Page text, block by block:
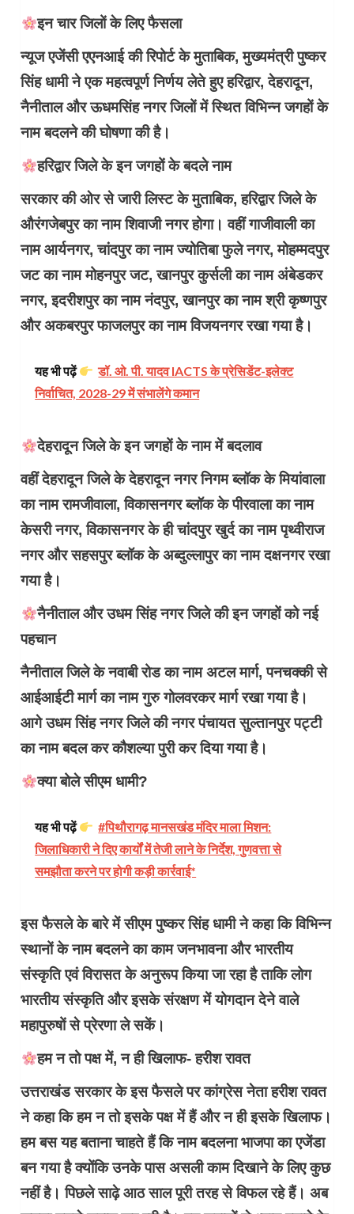
इन चार जिलों के लिए फैसला
न्यूज एजेंसी एएनआई की रिपोर्ट के मुताबिक, मुख्यमंत्री पुष्कर
सिंह धामी ने एक महत्वपूर्ण निर्णय लेते हुए हरिद्वार, देहरादून,
नैनीताल और ऊधमसिंह नगर जिलों में स्थित विभिन्न जगहों के
नाम बदलने की घोषणा की है।
हरिद्वार जिले के इन जगहों के बदले नाम
सरकार की ओर से जारी लिस्ट के मुताबिक, हरिद्वार जिले के
औरंगजेबपुर का नाम शिवाजी नगर होगा। वहीं गाजीवाली का
नाम आर्यनगर, चांदपुर का नाम ज्योतिबा फुले नगर, मोहम्मदपुर
जट का नाम मोहनपुर जट, खानपुर कुर्सली का नाम अंबेडकर
नगर, इदरीशपुर का नाम नंदपुर, खानपुर का नाम श्री कृष्णपुर
और अकबरपुर फाजलपुर का नाम विजयनगर रखा गया है।
यह भी पढ़ें
डॉ. ओ. पी. यादव IACTS के प्रेसिडेंट-इलेक्ट
निर्वाचित, 2028-29 में संभालेंगे कमान
देहरादून जिले के इन जगहों के नाम में बदलाव
वहीं देहरादून जिले के देहरादून नगर निगम ब्लॉक के मियांवाला
का नाम रामजीवाला, विकासनगर ब्लॉक के पीरवाला का नाम
केसरी नगर, विकासनगर के ही चांदपुर खुर्द का नाम पृथ्वीराज
नगर और सहसपुर ब्लॉक के अब्दुल्लापुर का नाम दक्षनगर रखा
गया है।
नैनीताल और उधम सिंह नगर जिले की इन जगहों को नई
पहचान
नैनीताल जिले के नवाबी रोड का नाम अटल मार्ग, पनचक्की से
आईआईटी मार्ग का नाम गुरु गोलवरकर मार्ग रखा गया है।
आगे उधम सिंह नगर जिले की नगर पंचायत सुल्तानपुर पट्टी
का नाम बदल कर कौशल्या पुरी कर दिया गया है।
क्या बोले सीएम धामी?
यह भी पढ़ें
#पिथौरागढ़ मानसखंड मंदिर माला मिशन:
जिलाधिकारी ने दिए कार्यों में तेजी लाने के निर्देश, गुणवत्ता से
समझौता करने पर होगी कड़ी कार्रवाई*
इस फैसले के बारे में सीएम पुष्कर सिंह धामी ने कहा कि विभिन्न
स्थानों के नाम बदलने का काम जनभावना और भारतीय
संस्कृति एवं विरासत के अनुरूप किया जा रहा है ताकि लोग
भारतीय संस्कृति और इसके संरक्षण में योगदान देने वाले
महापुरुषों से प्रेरणा ले सकें।
हम न तो पक्ष में, न ही खिलाफ- हरीश रावत
उत्तराखंड सरकार के इस फैसले पर कांग्रेस नेता हरीश रावत
ने कहा कि हम न तो इसके पक्ष में हैं और न ही इसके खिलाफ।
हम बस यह बताना चाहते हैं कि नाम बदलना भाजपा का एजेंडा
बन गया है क्योंकि उनके पास असली काम दिखाने के लिए कुछ
नहीं है। पिछले साढ़े आठ साल पूरी तरह से विफल रहे हैं। अब